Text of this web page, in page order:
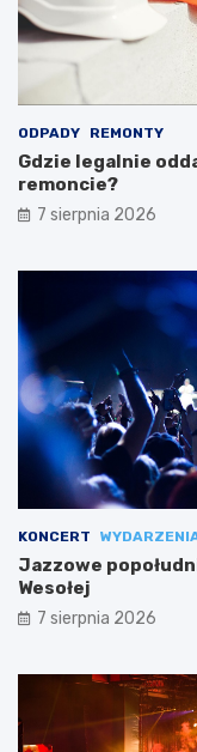
ODPADY REMONTY
Gdzie legalnie
remoncie?
7 sierpnia 2026
KONCERT
Jazzowe
Wesołej
7 sierpnia 2026